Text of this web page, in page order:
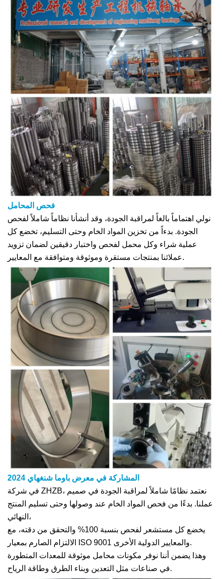
فحص المحامل
نولي اهتماماً بالغاً لمراقبة الجودة، وقد أنشأنا نظاماً شاملاً لفحص
الجودة. بدءاً من تخزين المواد الخام وحتى التسليم، تخضع كل
عملية شراء وكل محمل لفحص واختبار دقيقين لضمان تزويد
عملائنا بمنتجات مستقرة وموثوقة ومتوافقة مع المعايير.
المشاركة في معرض باوما شنغهاي 2024
في شركة ZHZB، نعتمد نظامًا شاملاً لمراقبة الجودة في صميم
عملنا. بدءًا من فحص المواد الخام عند وصولها وحتى تسليم المنتج
النهائي،
يخضع كل مستشعر لفحص بنسبة 100% والتحقق من دقته، مع
الالتزام الصارم بمعيار ISO 9001 والمعايير الدولية الأخرى.
وهذا يضمن أننا نوفر مكونات محامل موثوقة للمعدات المتطورة
في صناعات مثل التعدين وبناء الطرق وطاقة الرياح.